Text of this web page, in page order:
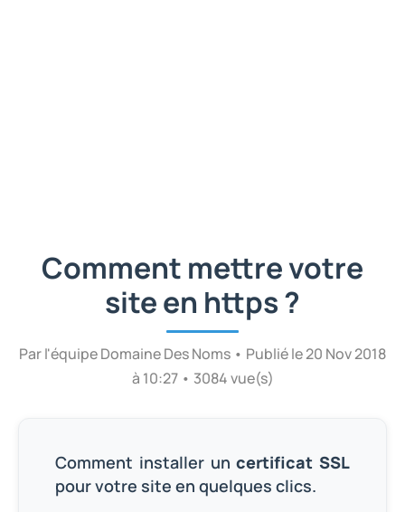
Comment mettre votre
site en https ?
Par l'équipe Domaine Des Noms • Publié le 20 Nov 2018
à 10:27 • 3084 vue(s)
Comment installer uncertificat SSL
pour votre site en quelques clics.